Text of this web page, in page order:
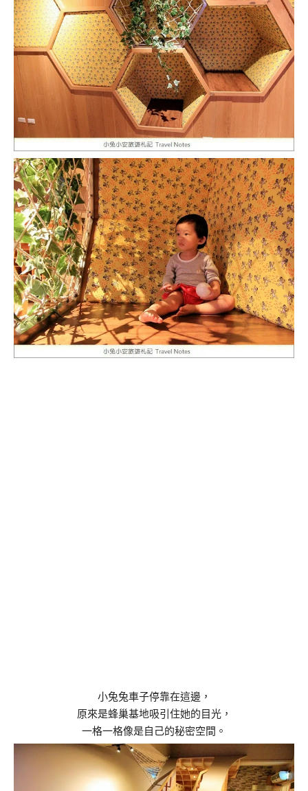
小兔兔車子停靠在這邊，
原來是蜂巢基地吸引住她的目光，
一格一格像是自己的秘密空間。